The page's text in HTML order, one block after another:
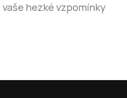
hezké vzpomínky